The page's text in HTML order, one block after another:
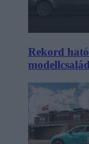
Rekord